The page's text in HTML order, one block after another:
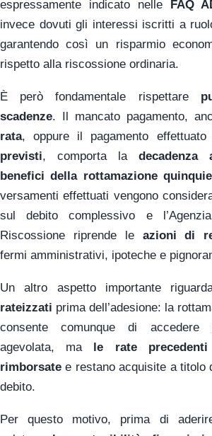
espressamente indicato nelle FAQ
invece dovuti gli interessi iscritti a
garantendo così un risparmio
rispetto alla riscossione ordinaria.
È però fondamentale rispettare
scadenze. Il mancato pagamento,
rata, oppure il pagamento effettuato
previsti, comporta la decadenza
benefici della rottamazione
versamenti effettuati vengono
sul debito complessivo e
Riscossione riprende le azioni di
fermi amministrativi, ipoteche e
Un altro aspetto importante
rateizzati prima dell’adesione: la
consente comunque di accedere
agevolata, ma le rate
rimborsate e restano acquisite a titolo
debito.
Per questo motivo, prima di